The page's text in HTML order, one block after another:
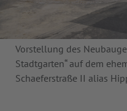
Vorstellung des
Stadtgarten“ auf dem
Schaeferstraße II alias